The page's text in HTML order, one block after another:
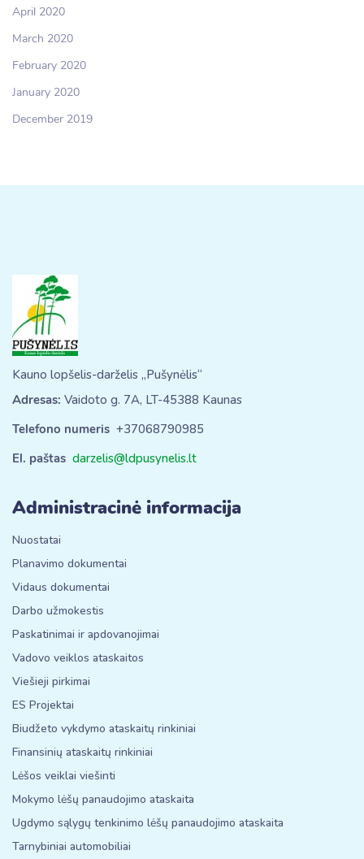
April 2020
March 2020
February 2020
January 2020
December 2019
Kauno lopšelis-darželis „Pušynėlis“
Adresas: Vaidoto g. 7A, LT-45388 Kaunas
Telefono numeris +37068790985
El. paštas darzelis@ldpusynelis.lt
Administracinė informacija
Nuostatai
Planavimo dokumentai
Vidaus dokumentai
Darbo užmokestis
Paskatinimai ir apdovanojimai
Vadovo veiklos ataskaitos
Viešieji pirkimai
ES Projektai
Biudžeto vykdymo ataskaitų rinkiniai
Finansinių ataskaitų rinkiniai
Lėšos veiklai viešinti
Mokymo lėšų panaudojimo ataskaita
Ugdymo sąlygų tenkinimo lėšų panaudojimo ataskaita
Tarnybiniai automobiliai